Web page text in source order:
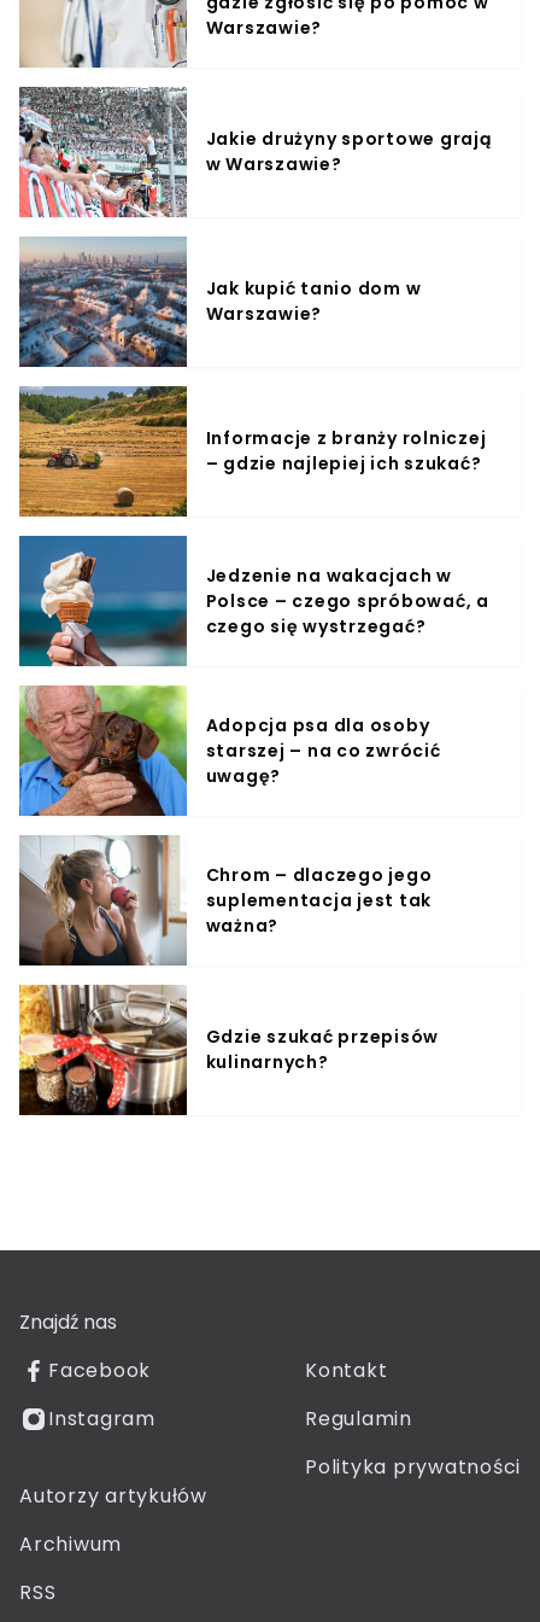
Warszawie?
Jakie drużyny sportowe grają
w Warszawie?
Jak kupić tanio dom w
Warszawie?
Informacje z branży rolniczej
– gdzie najlepiej ich szukać?
Jedzenie na wakacjach w
Polsce – czego spróbować, a
czego się wystrzegać?
Adopcja psa dla osoby
starszej – na co zwrócić
uwagę?
Chrom – dlaczego jego
suplementacja jest tak
ważna?
Gdzie szukać przepisów
kulinarnych?
Znajdź nas
Facebook
Instagram
Kontakt
Regulamin
Polityka prywatności
Autorzy artykułów
Archiwum
RSS